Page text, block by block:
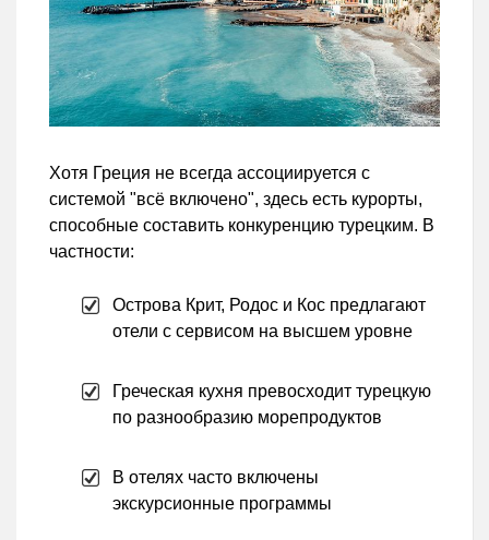
Хотя Греция не всегда ассоциируется с
системой "всё включено", здесь есть курорты,
способные составить конкуренцию турецким. В
частности:
Острова Крит, Родос и Кос предлагают
отели с сервисом на высшем уровне
Греческая кухня превосходит турецкую
по разнообразию морепродуктов
В отелях часто включены
экскурсионные программы